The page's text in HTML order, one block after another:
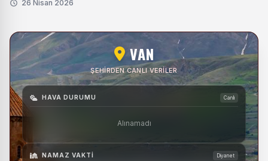
26 Nisan 2026
VAN
ŞEHIRDEN CANLI VERILER
HAVA DURUMU Canlı
Alınamadı
NAMAZ VAKTI Diyanet